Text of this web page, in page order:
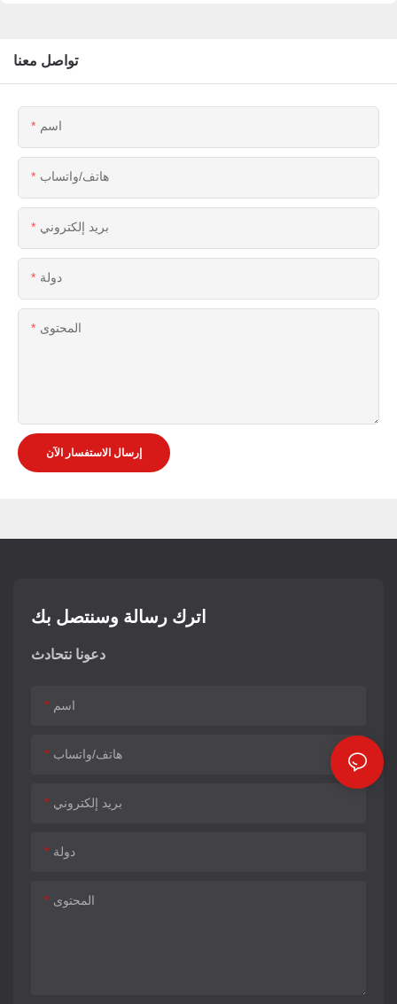
تواصل معنا
اسم
هاتف/واتساب
بريد إلكتروني
دولة
المحتوى
إرسال الاستفسار الآن
اترك رسالة وسنتصل بك
دعونا نتحادث
اسم
هاتف/واتساب
بريد إلكتروني
دولة
المحتوى